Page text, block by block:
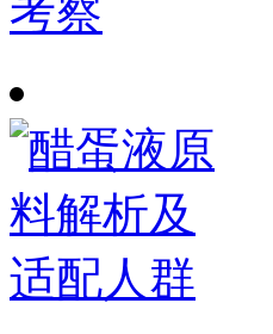
考察